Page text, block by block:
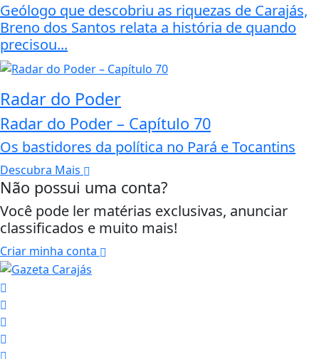
Geólogo que descobriu as riquezas de Carajás,
Breno dos Santos relata a história de quando
precisou...
Radar do Poder
Radar do Poder – Capítulo 70
Os bastidores da política no Pará e Tocantins
Descubra Mais
Não possui uma conta?
Você pode ler matérias exclusivas, anunciar
classificados e muito mais!
Criar minha conta